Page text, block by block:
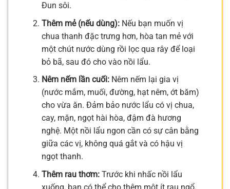
Đun sôi.
Thêm mẻ (nếu dùng):Nếu bạn muốn vị
chua thanh đặc trưng hơn, hòa tan mẻ với
một chút nước dùng rồi lọc qua rây để loại
bỏ bã, sau đó cho vào nồi lẩu.
Nêm nếm lần cuối:Nêm nếm lại gia vị
(nước mắm, muối, đường, hạt nêm, ớt băm)
cho vừa ăn. Đảm bảo nước lẩu có vị chua,
cay, mặn, ngọt hài hòa, đậm đà hương
nghệ. Một nồi lẩu ngon cần có sự cân bằng
giữa các vị, không quá gắt và có hậu vị
ngọt thanh.
Thêm rau thơm:Trước khi nhấc nồi lẩu